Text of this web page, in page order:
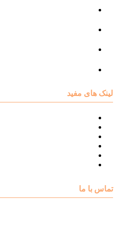
لینک های مفید
تماس با ما